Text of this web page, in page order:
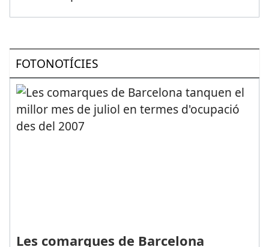
FOTONOTÍCIES
Les comarques de Barcelona